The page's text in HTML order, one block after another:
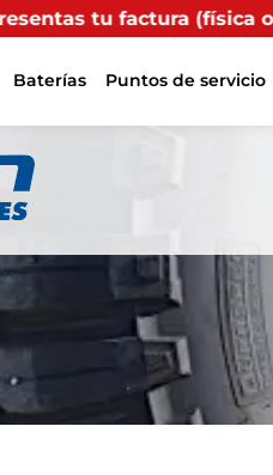
digital) en uno de
Baterías Puntos de servicio